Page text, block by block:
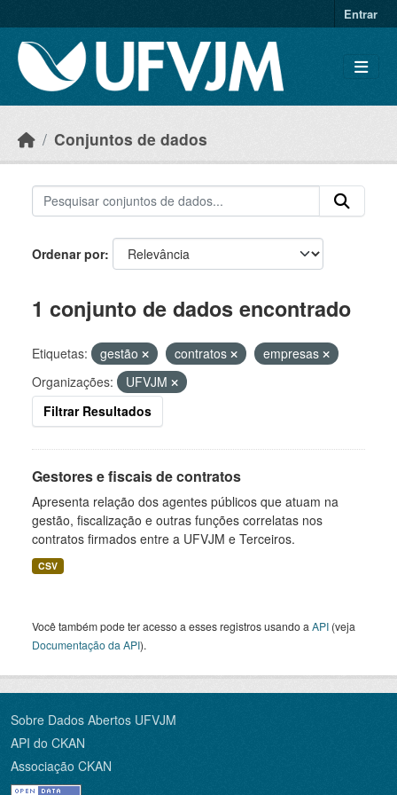
Entrar
Conjuntos de dados
Ordenar por
1 conjunto de dados encontrado
Etiquetas: gestão contratos
empresas
Organizações:
UFVJM
Filtrar Resultados
Gestores e fiscais de contratos
Apresenta relação dos agentes públicos que atuam na
gestão, fiscalização e outras funções correlatas nos
contratos firmados entre a UFVJM e Terceiros.
CSV
Você também pode ter acesso a esses registros usando a API (veja
Documentação da API).
Sobre Dados Abertos UFVJM
API do CKAN
Associação CKAN